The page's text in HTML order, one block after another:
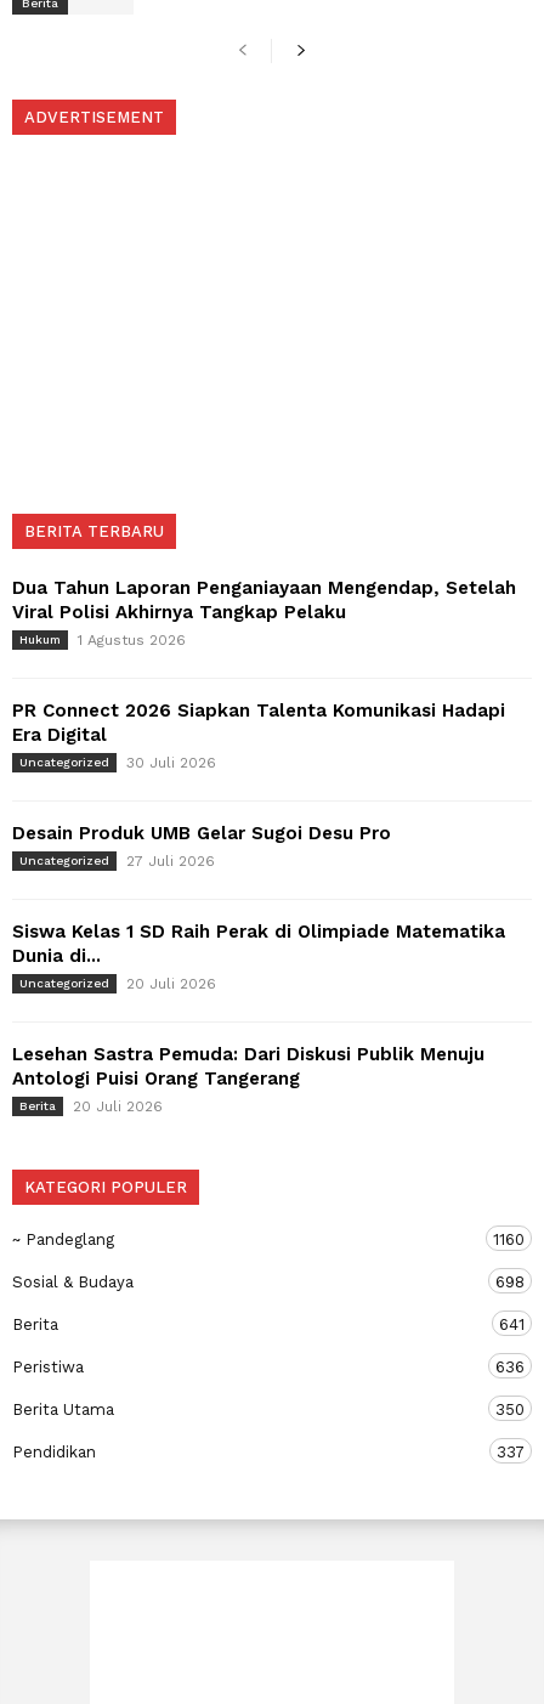
Berita
ADVERTISEMENT
BERITA TERBARU
Dua Tahun Laporan Penganiayaan Mengendap, Setelah
Viral Polisi Akhirnya Tangkap Pelaku
Hukum 1 Agustus 2026
PR Connect 2026 Siapkan Talenta Komunikasi Hadapi
Era Digital
Uncategorized 30 Juli 2026
Desain Produk UMB Gelar Sugoi Desu Pro
Uncategorized 27 Juli 2026
Siswa Kelas 1 SD Raih Perak di Olimpiade Matematika
Dunia di...
Uncategorized 20 Juli 2026
Lesehan Sastra Pemuda: Dari Diskusi Publik Menuju
Antologi Puisi Orang Tangerang
Berita 20 Juli 2026
KATEGORI POPULER
~ Pandeglang 1160
Sosial & Budaya 698
Berita 641
Peristiwa 636
Berita Utama 350
Pendidikan 337